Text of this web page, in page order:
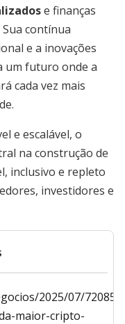
e finanças
contínua
e a inovações
um futuro onde a
cada vez mais
e escalável, o
na construção de
inclusivo e repleto
investidores e
2025/07/
maior-cripto-